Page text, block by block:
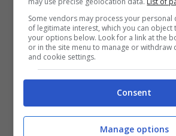
ha fatto richiesta di tutte le
suo trasporto. In pochissimo
l’adorabile cagnolone ha
riconoscere tutte le fermate
spostandosi tra di esse con
spontaneità. La Caja
Some vendors may process your personal
of legitimate interest, which you can object
your options below. Look for a link at the
or in the site menu to manage or withdraw
and cookie settings.
Consent
Manage options